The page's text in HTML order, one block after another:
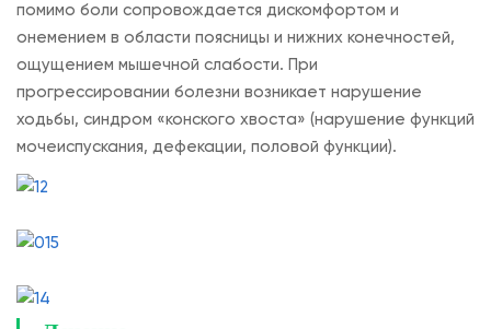
помимо боли сопровождается дискомфортом и
онемением в области поясницы и нижних конечностей,
ощущением мышечной слабости. При
прогрессировании болезни возникает нарушение
ходьбы, синдром «конского хвоста» (нарушение функций
мочеиспускания, дефекации, половой функции).